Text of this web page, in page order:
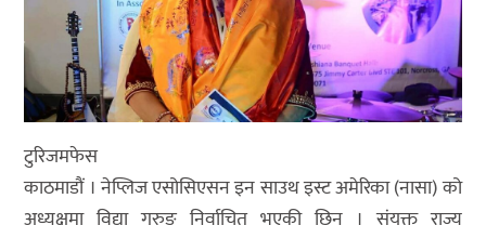
टुरिजमफेस
काठमाडौं । नेप्लिज एसोसिएसन इन साउथ इस्ट अमेरिका (नासा) को